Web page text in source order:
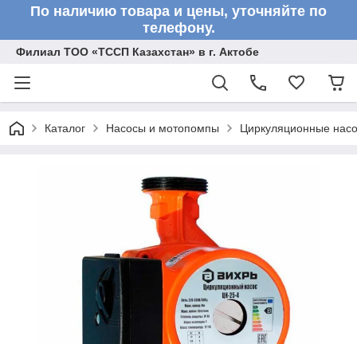
По наличию товара и цены, уточняйте по
телефону.
Филиал ТОО «ТССП Казахстан» в г. Актобе
Каталог Насосы и мотопомпы Циркуляционные